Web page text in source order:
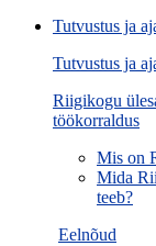
Eelnõud
Tutvustus ja
Tutvustus ja
Riigikogu
töökorraldus
Mis on
Mida
teeb?